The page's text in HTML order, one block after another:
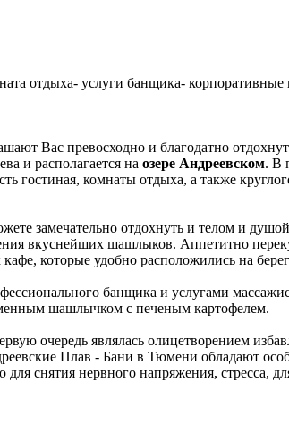
отдыха- услуги банщика- корпоративные
Вас превосходно и благодатно
и располагается на озере Андреевском. В
гостиная, комнаты отдыха, а также
замечательно отдохнуть и телом и
вкуснейших шашлыков. Аппетитно
которые удобно расположились на
банщика и услугами
шашлычком с печеным картофелем.
очередь являлась олицетворением
Плав - Бани в Тюмени обладают
снятия нервного напряжения, стресса,